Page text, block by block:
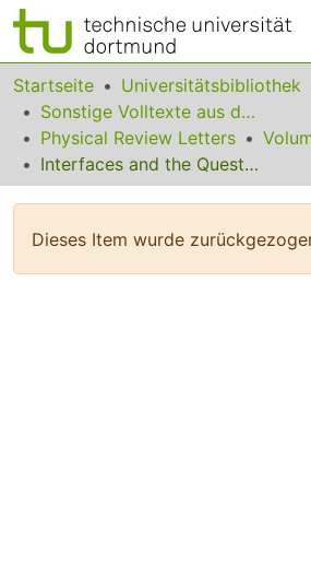
Bereiche & Sammlungen
Das gesamte Repositorium
Statistiken
Startseite
Universitätsbibliothek
Sonstige Volltexte aus dem Bibliotheksangebot
Physical Review Letters
Interfaces and the Question of Regional Congruence in Spin Glasses
Dieses Item wurde